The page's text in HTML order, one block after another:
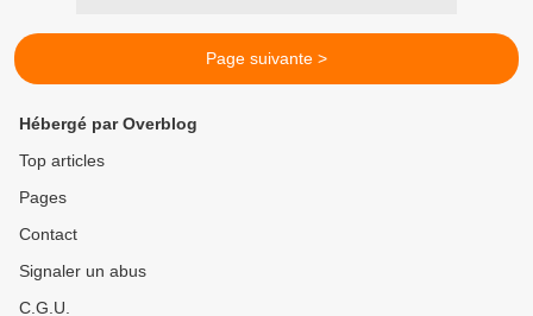
Page suivante >
Hébergé par Overblog
Top articles
Pages
Contact
Signaler un abus
C.G.U.